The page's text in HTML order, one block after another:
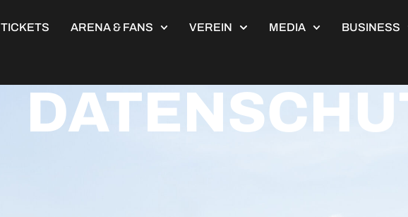
TICKETS ARENA & FANS VEREIN MEDIA BUSINESS